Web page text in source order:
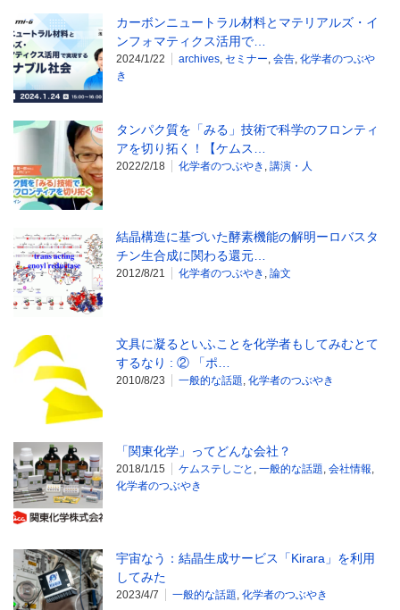
カーボンニュートラル材料とマテリアルズ・イ
ンフォマティクス活用で…
2024/1/22 archives セミナー 会告 化学者のつぶや
き
タンパク質を「みる」技術で科学のフロンティ
アを切り拓く！【ケムス…
2022/2/18 化学者のつぶやき 講演・人
結晶構造に基づいた酵素機能の解明ーロバスタ
チン生合成に関わる還元…
2012/8/21 化学者のつぶやき 論文
文具に凝るといふことを化学者もしてみむとて
するなり : ② 「ポ…
2010/8/23 一般的な話題 化学者のつぶやき
「関東化学」ってどんな会社？
2018/1/15 ケムステしごと 一般的な話題 会社情報
化学者のつぶやき
宇宙なう：結晶生成サービス「Kirara」を利用
してみた
2023/4/7 一般的な話題 化学者のつぶやき